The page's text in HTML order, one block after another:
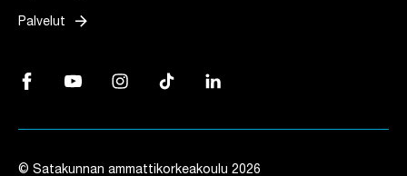
Palvelut arrow_forward
Facebook, Linkki avautuu uuteen välilehteen
YouTube, Linkki avautuu uuteen välilehteen
Instagram, Linkki avautuu uuteen välilehteen
TikTok, Linkki avautuu uuteen välilehteen
LinkedIn, Linkki avautuu uuteen
© Satakunnan ammattikorkeakoulu 2026